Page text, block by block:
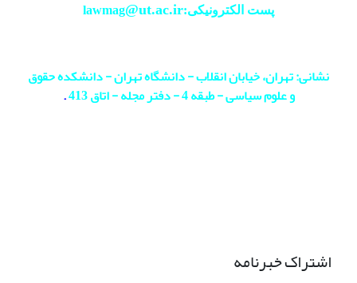
پست الکترونیکی:lawmag@ut.ac.ir
نشانی: تهران، خیابان انقلاب - دانشگاه تهران - دانشکده حقوق
و علوم سیاسی - طبقه 4 - دفتر مجله - اتاق 413
.
اشتراک خبرنامه